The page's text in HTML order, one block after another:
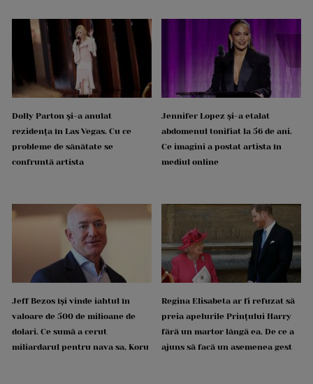
Dolly Parton și-a anulat
rezidența în Las Vegas. Cu ce
probleme de sănătate se
confruntă artista
Jennifer Lopez și-a etalat
abdomenul tonifiat la 56 de ani.
Ce imagini a postat artista în
mediul online
Jeff Bezos își vinde iahtul în
valoare de 500 de milioane de
dolari. Ce sumă a cerut
miliardarul pentru nava sa, Koru
Regina Elisabeta ar fi refuzat să
preia apelurile Prințului Harry
fără un martor lângă ea. De ce a
ajuns să facă un asemenea gest